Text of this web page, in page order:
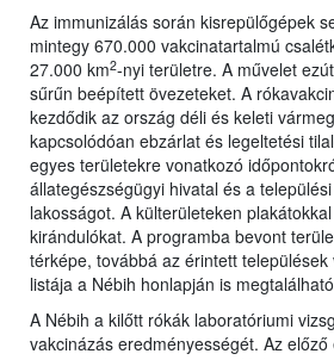
Az immunizálás során kisrepülőgépek
mintegy 670.000 vakcinatartalmú
27.000 km2-nyi területre. A művelet
sűrűn beépített övezeteket. A
kezdődik az ország déli és keleti
kapcsolódóan ebzárlat és legeltetési
egyes területekre vonatkozó
állategészségügyi hivatal és a
lakosságot. A külterületeken
kirándulókat. A programba bevont
térképe, továbbá az érintett
listája a Nébih honlapján is
A Nébih a kilőtt rókák laboratóriumi
vakcinázás eredményességét. Az